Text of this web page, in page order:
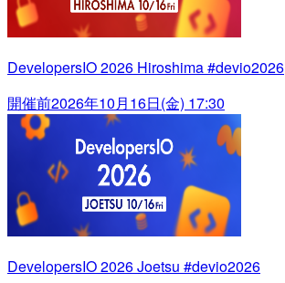
DevelopersIO 2026 Hiroshima #devio2026
開催前2026年10月16日(金) 17:30
DevelopersIO 2026 Joetsu #devio2026